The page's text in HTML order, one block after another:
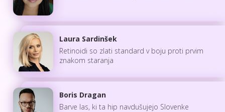
Laura Sardinšek
Retinoidi so zlati standard v boju proti prvim
znakom staranja
Boris Dragan
Barve las, ki ta hip navdušujejo Slovenke